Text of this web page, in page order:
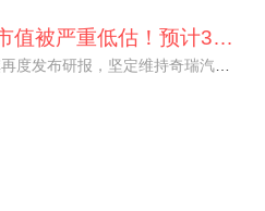
美国花旗：奇瑞市值被严重低估！预计36港元/股
近期美国权威投行花旗再度发布研报，坚定维持奇瑞汽车（09973.HK）买入评级，将其合理目标价定格在36港元/股。对照公司最新25.46港元的二级市场现价，这一目标价意味着股价存在41.4%的可观上行空间，花旗直言，当前资本市场受短期市场情绪、国内车市价格战扰动，明显低估了奇瑞长期价值与全球化成长潜力。